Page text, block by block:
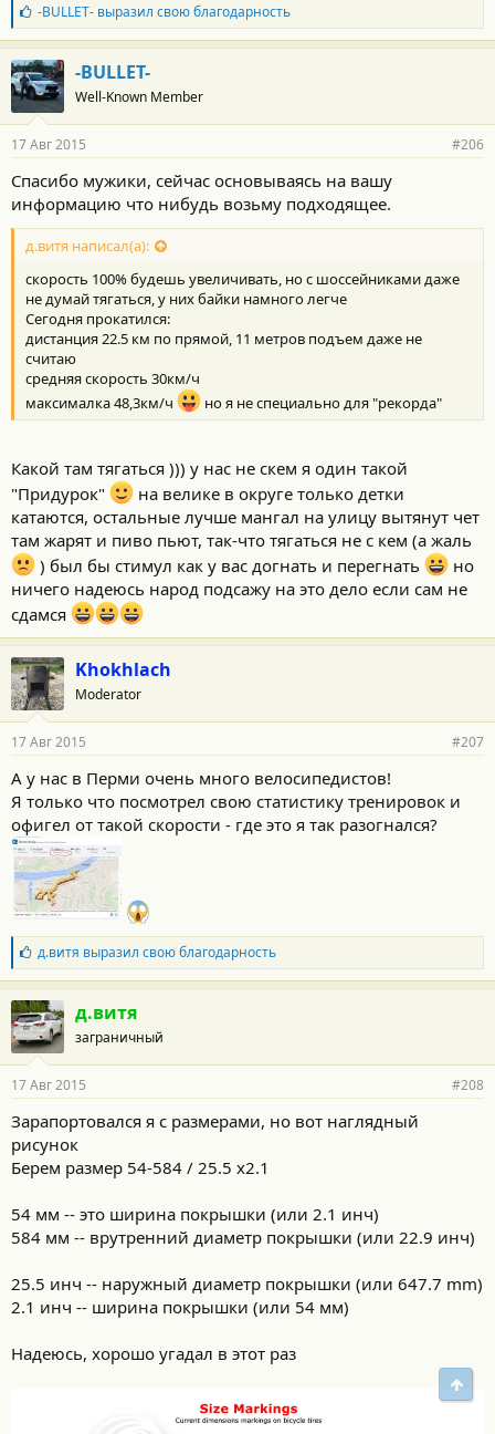
Б
л
а
г
о
д
а
н
с
т
:
-BULLET-выразил свою благодарность
-BULLET-
Well-Known Member
17 Авг 2015 #206
Спасибо мужики, сейчас основываясь на вашу
информацию что нибудь возьму подходящее.
д.витя написал(а):
скорость 100% будешь увеличивать, но с шоссейниками даже
не думай тягаться, у них байки намного легче
Сегодня прокатился:
дистанция 22.5 км по прямой, 11 метров подъем даже не
считаю
средняя скорость 30км/ч
максималка 48,3км/ч
но я не специально для "рекорда"
Какой там тягаться ))) у нас не скем я один такой
"Придурок"
на велике в округе только детки
катаются, остальные лучше мангал на улицу вытянут чет
там жарят и пиво пьют, так-что тягаться не с кем (а жаль
) был бы стимул как у вас догнать и перегнать
но
ничего надеюсь народ подсажу на это дело если сам не
сдамся
Khokhlach
Moderator
17 Авг 2015 #207
А у нас в Перми очень много велосипедистов!
Я только что посмотрел свою статистику тренировок и
офигел от такой скорости - где это я так разогнался?
Б
л
а
г
о
д
а
н
с
т
и
д.витя выразил свою благодарность
д.витя
заграничный
17 Авг 2015 #208
Зарапортовался я с размерами, но вот наглядный
рисунок
Берем размер 54-584 / 25.5 х2.1
54 мм -- это ширина покрышки (или 2.1 инч)
584 мм -- врутренний диаметр покрышки (или 22.9 инч)
25.5 инч -- наружный диаметр покрышки (или 647.7 mm)
2.1 инч -- ширина покрышки (или 54 мм)
Надеюсь, хорошо угадал в этот раз